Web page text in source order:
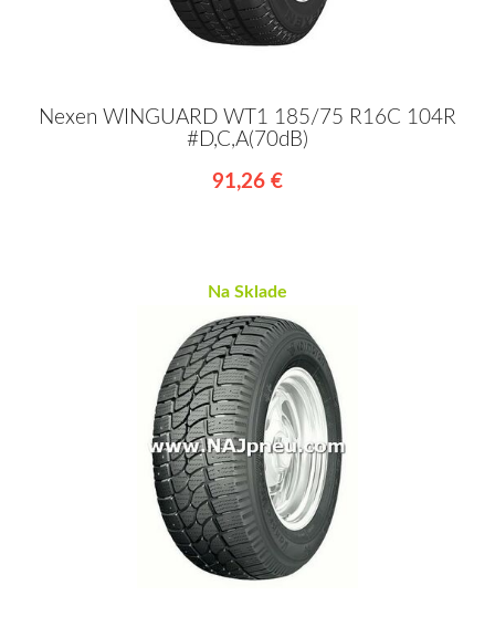
Nexen WINGUARD WT1 185/75 R16C 104R
#D,C,A(70dB)
91,26 €
Na Sklade